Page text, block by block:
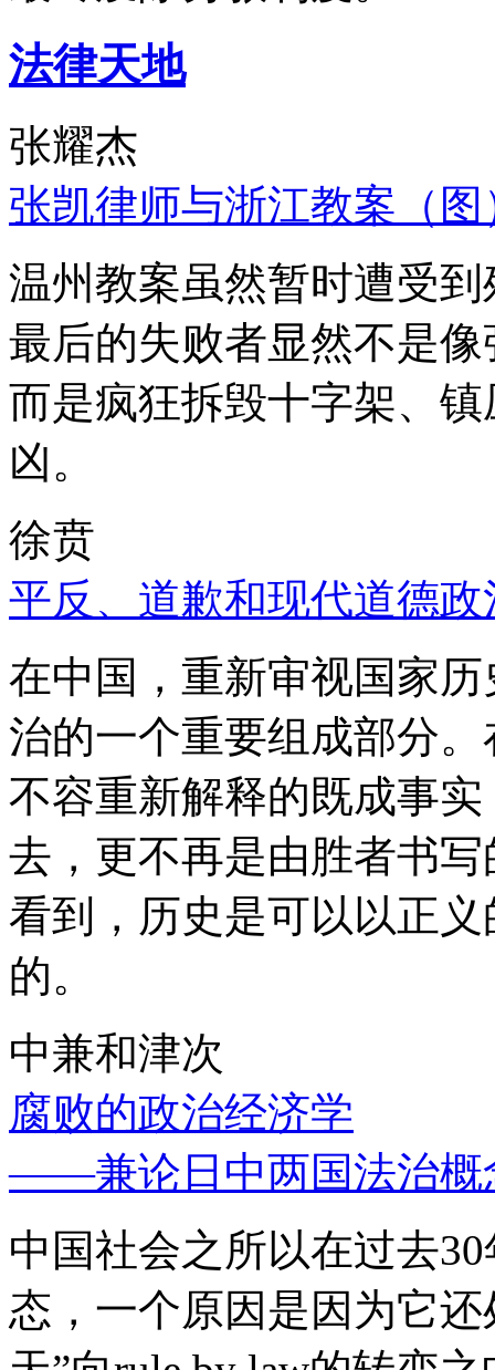
法律天地
张耀杰
张凯律师与浙江教案（图
温州教案虽然暂时遭受
最后的失败者显然不是
而是疯狂拆毁十字架、
凶。
徐贲
平反、道歉和现代道德政
在中国，重新审视国家
治的一个重要组成部分
不容重新解释的既成事
去，更不再是由胜者书
看到，历史是可以以正
的。
中兼和津次
腐败的政治经济学
——兼论日中两国法治概
中国社会之所以在过去
态，一个原因是因为它